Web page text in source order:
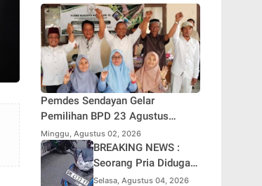
Pemdes Sendayan Gelar
Pemilihan BPD 23 Agustus
Mendatang, Warga Berharap
Fungsi Pengawasan Berjalan
Maksimal
Minggu, Agustus 02, 2026
BREAKING NEWS :
Seorang Pria Diduga
Terjun dari Jembatan
Selasa, Agustus 04, 2026